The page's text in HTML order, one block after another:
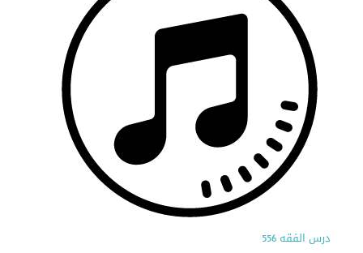
درس الفقه 556